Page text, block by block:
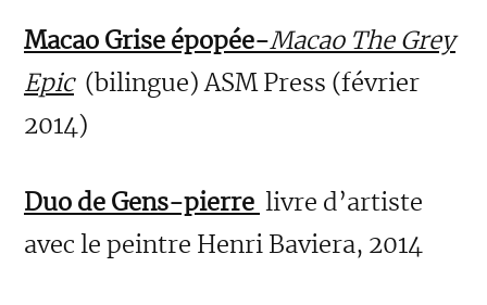
Macao Grise épopée-Macao The Grey
Epic(bilingue) ASM Press (février
2014)
Duo de Gens-pierre livre d’artiste
avec le peintre Henri Baviera, 2014